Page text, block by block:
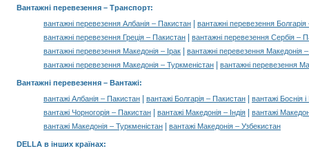
Вантажні перевезення – Транспорт:
вантажні перевезення Албанія – Пакистан
вантажні перевезення
вантажні перевезення Греція – Пакистан
вантажні перевезення Сербія –
вантажні перевезення Македонія – Ірак
вантажні перевезення Македонія
вантажні перевезення Македонія – Туркменістан
вантажні перевезення
Вантажні перевезення – Вантажі:
вантажі Албанія – Пакистан
вантажі Болгарія – Пакистан
вантажі Боснія
вантажі Чорногорія – Пакистан
вантажі Македонія – Індія
вантажі
вантажі Македонія – Туркменістан
вантажі Македонія – Узбекистан
DELLA в інших країнах: